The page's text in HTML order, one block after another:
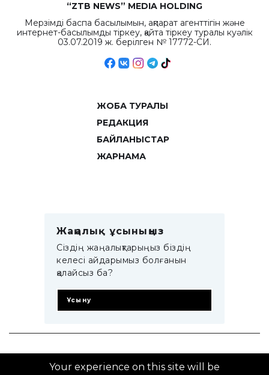
“ZTB NEWS” MEDIA HOLDING
Мерзімді баспа басылымын, ақпарат агенттігін және
интернет-басылымды тіркеу, қайта тіркеу туралы куәлік
03.07.2019 ж. берілген № 17772-СИ.
ЖОБА ТУРАЛЫ
РЕДАКЦИЯ
БАЙЛАНЫСТАР
ЖАРНАМА
Жаңалық ұсыныңыз
Сіздің жаңалықтарыңыз біздің
келесі айдарымыз болғанын
қалайсыз ба?
Ұсыну
© 2014–2025 ZTB.KZ
Your experience on this site will be